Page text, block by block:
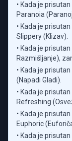
• Kada je
Paranoia
• Kada je
Slippery (Klizav).
• Kada je
Razmišljanje),
• Kada je
(Napadi Gladi).
• Kada je
Refreshing
• Kada je
Euphoric
• Kada je